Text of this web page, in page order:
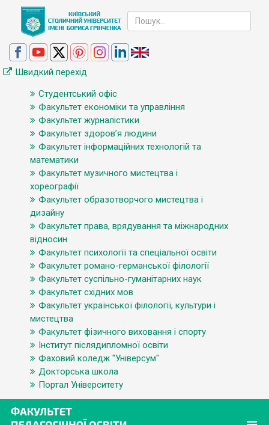
Швидкий перехід
Студентський офіс
Факультет економіки та управління
Факультет журналістики
Факультет здоров’я людини
Факультет інформаційних технологій та
математики
Факультет музичного мистецтва і
хореографії
Факультет образотворчого мистецтва і
дизайну
Факультет права, врядування та міжнародних
відносин
Факультет психології та спеціальної освіти
Факультет романо-германської філології
Факультет суспільно-гуманітарних наук
Факультет східних мов
Факультет української філології, культури і
мистецтва
Факультет фізичного виховання і спорту
Інститут післядипломної освіти
Фаховий коледж "Універсум"
Докторська школа
Портал Університету